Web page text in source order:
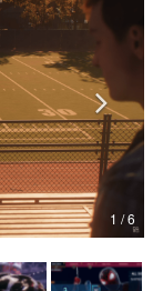
で骨太な評論連載
ムにまつわる言葉
文化史研究家・タ
1 / 6